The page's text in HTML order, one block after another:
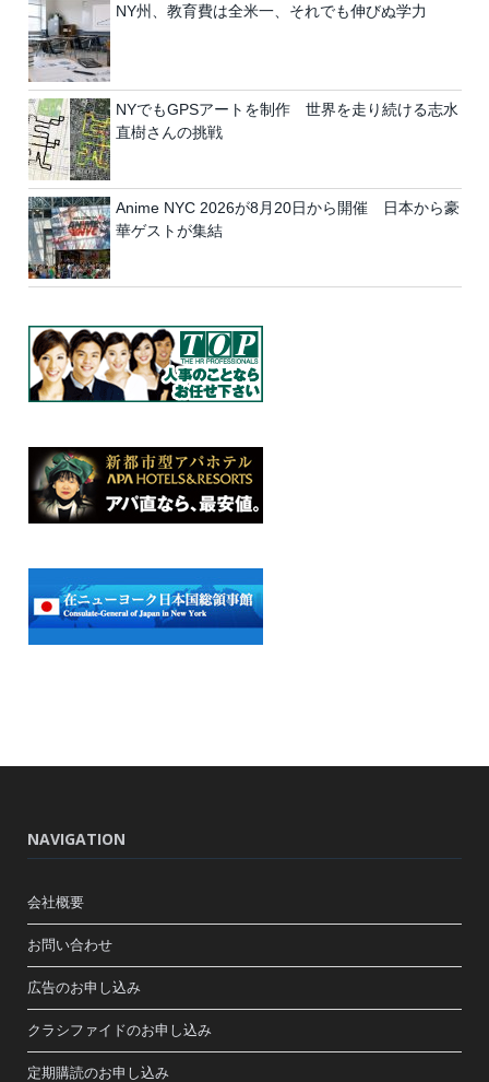
NY州、教育費は全米一、それでも伸びぬ学力
NYでもGPSアートを制作 世界を走り続ける志水
直樹さんの挑戦
Anime NYC 2026が8月20日から開催 日本から豪
華ゲストが集結
NAVIGATION
会社概要
お問い合わせ
広告のお申し込み
クラシファイドのお申し込み
定期購読のお申し込み